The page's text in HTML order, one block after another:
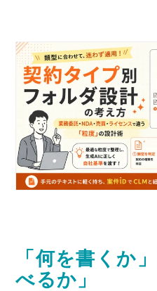
「何を書くか
べるか」